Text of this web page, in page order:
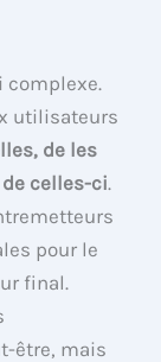
complexe.
utilisateurs
de les
celles-ci.
pour le
final.
être, mais